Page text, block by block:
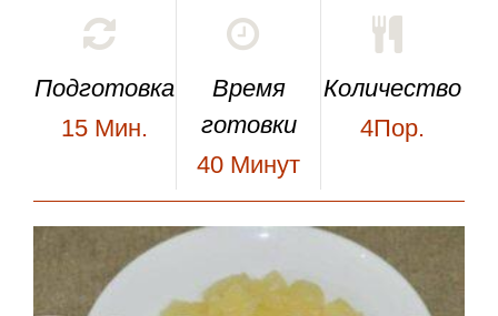
Подготовка
15 Мин.
Время
готовки
40 Минут
Количество
4Пор.